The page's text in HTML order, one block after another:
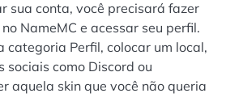
sua conta, você precisará fazer
NameMC e acessar seu perfil.
categoria Perfil, colocar um local,
sociais como Discord ou
aquela skin que você não queria